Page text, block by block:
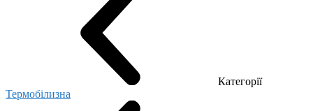
Категорії
Термобілизна